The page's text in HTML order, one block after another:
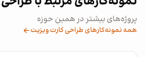
پروژه‌های بیشتر در همین حوزه
همه نمونه‌کارهای طراحی کارت ویزیت